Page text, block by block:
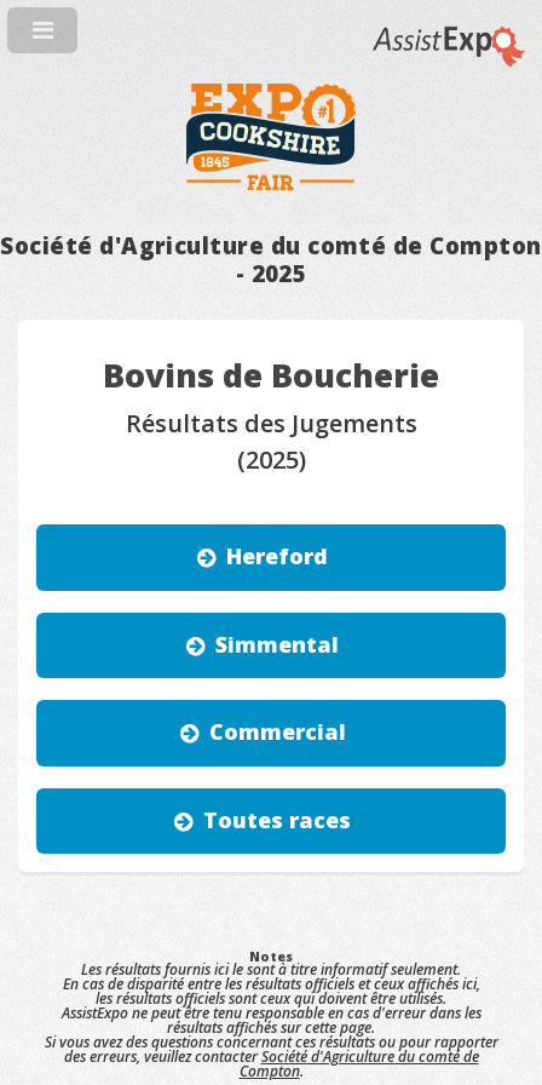
Société d'Agriculture du comté de Compton
- 2025
Bovins de Boucherie
Résultats des Jugements
(2025)
Hereford
Simmental
Commercial
Toutes races
Notes
Les résultats fournis ici le sont à titre informatif seulement.
En cas de disparité entre les résultats officiels et ceux affichés ici,
les résultats officiels sont ceux qui doivent être utilisés.
AssistExpo ne peut être tenu responsable en cas d'erreur dans les
résultats affichés sur cette page.
Si vous avez des questions concernant ces résultats ou pour rapporter
des erreurs, veuillez contacterSociété d'Agriculture du comté de
Compton.